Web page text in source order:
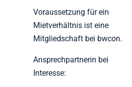
Voraussetzung für ein
Mietverhältnis ist eine
Mitgliedschaft bei bwcon.
Ansprechpartnerin bei
Interesse: